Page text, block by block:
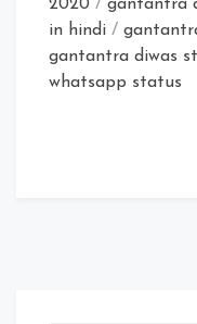
2020 / gantantra
in hindi /
gantantra diwas
whatsapp status